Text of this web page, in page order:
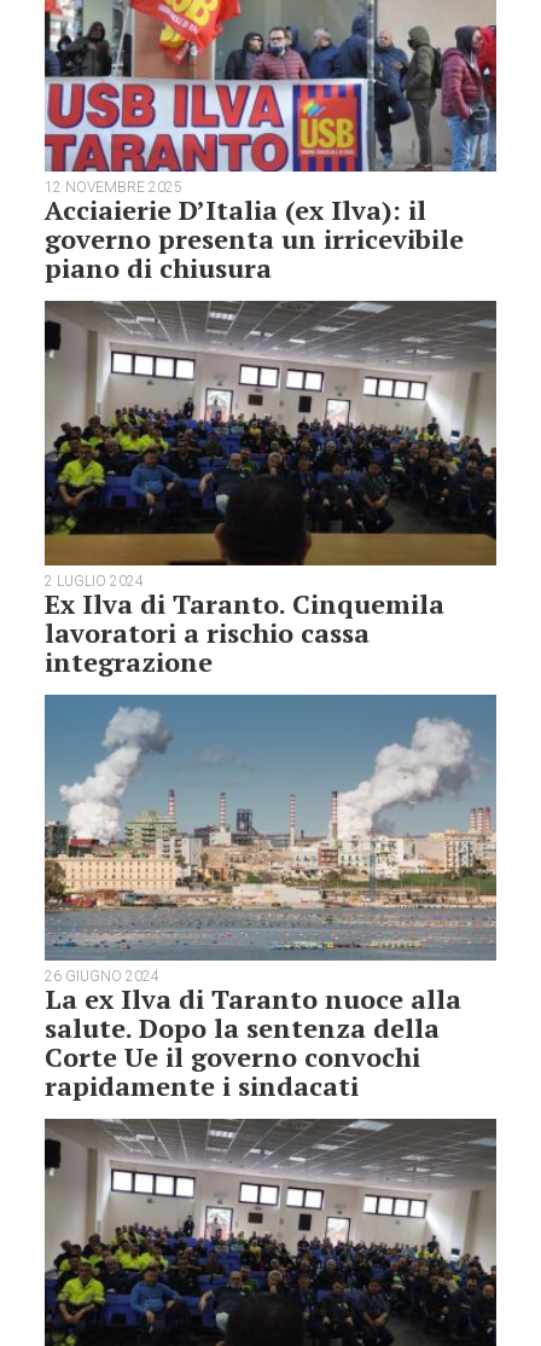
12 NOVEMBRE 2025
Acciaierie D’Italia (ex Ilva): il
governo presenta un irricevibile
piano di chiusura
2 LUGLIO 2024
Ex Ilva di Taranto. Cinquemila
lavoratori a rischio cassa
integrazione
26 GIUGNO 2024
La ex Ilva di Taranto nuoce alla
salute. Dopo la sentenza della
Corte Ue il governo convochi
rapidamente i sindacati